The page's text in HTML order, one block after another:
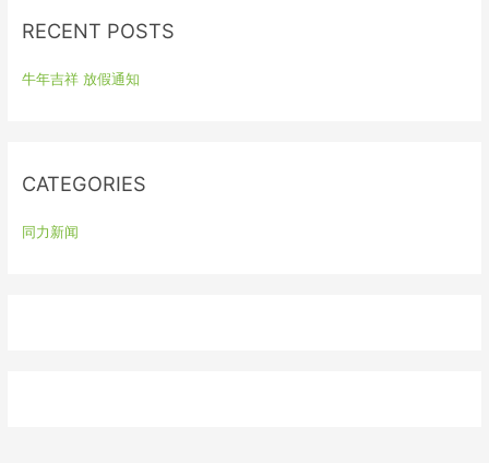
c
f
RECENT POSTS
牛年吉祥 放假通知
CATEGORIES
同力新闻